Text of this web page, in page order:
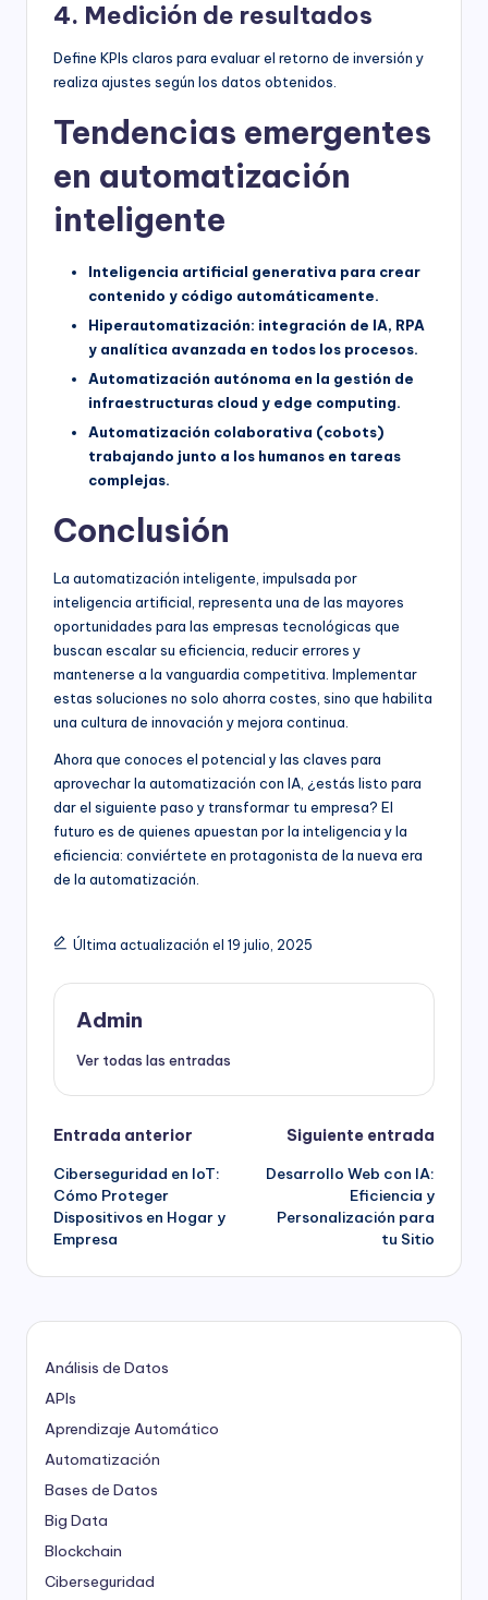
4. Medición de resultados
Define KPIs claros para evaluar el retorno de inversión y
realiza ajustes según los datos obtenidos.
Tendencias emergentes
en automatización
inteligente
Inteligencia artificial generativa para crear
contenido y código automáticamente.
Hiperautomatización: integración de IA, RPA
y analítica avanzada en todos los procesos.
Automatización autónoma en la gestión de
infraestructuras cloud y edge computing.
Automatización colaborativa (cobots)
trabajando junto a los humanos en tareas
complejas.
Conclusión
La automatización inteligente, impulsada por
inteligencia artificial, representa una de las mayores
oportunidades para las empresas tecnológicas que
buscan escalar su eficiencia, reducir errores y
mantenerse a la vanguardia competitiva. Implementar
estas soluciones no solo ahorra costes, sino que habilita
una cultura de innovación y mejora continua.
Ahora que conoces el potencial y las claves para
aprovechar la automatización con IA, ¿estás listo para
dar el siguiente paso y transformar tu empresa? El
futuro es de quienes apuestan por la inteligencia y la
eficiencia: conviértete en protagonista de la nueva era
de la automatización.
Última actualización el 19 julio, 2025
Admin
Ver todas las entradas
Navegación
de
entradas
Entrada anterior
Ciberseguridad en IoT:
Cómo Proteger
Dispositivos en Hogar y
Empresa
Siguiente entrada
Desarrollo Web con IA:
Eficiencia y
Personalización para
tu Sitio
Análisis de Datos
APIs
Aprendizaje Automático
Automatización
Bases de Datos
Big Data
Blockchain
Ciberseguridad